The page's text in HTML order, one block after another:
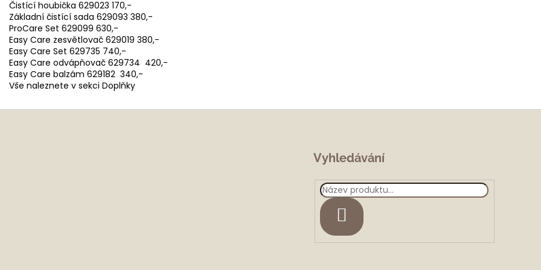
Čistící houbička 629023 170,-
Základní čistící sada 629093 380,-
ProCare Set 629099 630,-
Easy Care zesvětlovač 629019 380,-
Easy Care Set 629735 740,-
Easy Care odvápňovač 629734 420,-
Easy Care balzám 629182 340,-
Vše naleznete v sekci Doplňky
Vyhledávání
HLEDAT